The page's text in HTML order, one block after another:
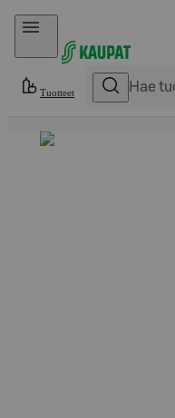
Hyppää sisältöön
Tuotteet